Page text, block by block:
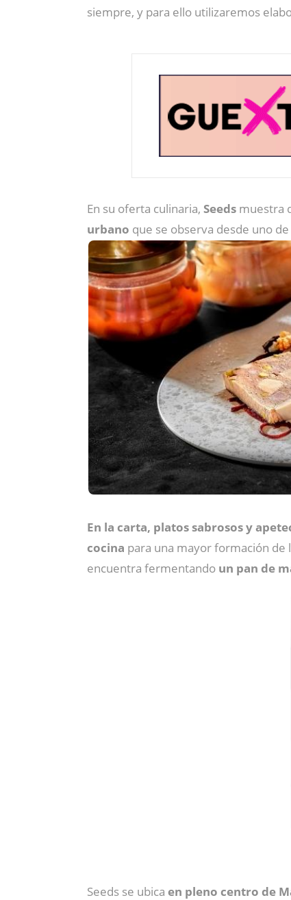
siempre, y para ello utilizaremos
En su oferta culinaria, Seeds muestra
urbano que se observa desde uno
En la carta, platos sabrosos y
cocina para una mayor formación de
encuentra fermentando un pan de
Seeds se ubica en pleno centro de